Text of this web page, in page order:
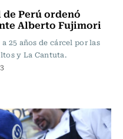
Perú ordenó
Alberto Fujimori
25 años de cárcel por las
y La Cantuta.